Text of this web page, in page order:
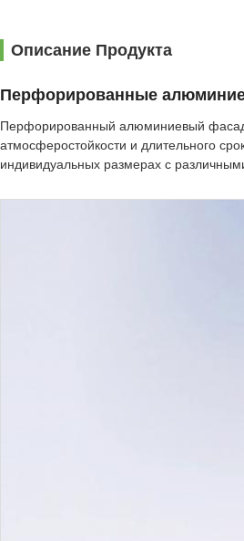
Описание Продукта
Перфорированные
Перфорированный алюминиевый
атмосферостойкости и длительного
индивидуальных размерах с